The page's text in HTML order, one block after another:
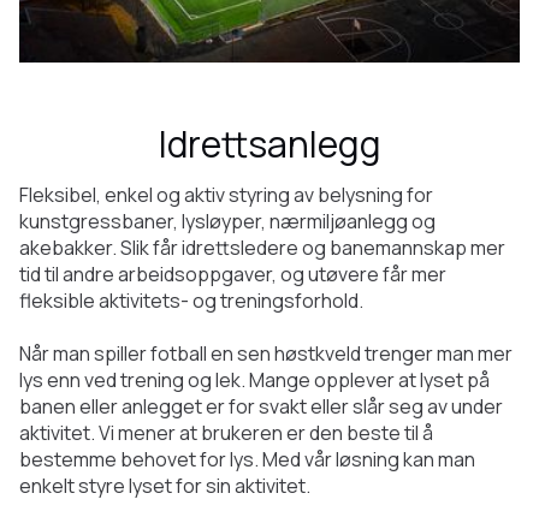
Idrettsanlegg
Fleksibel, enkel og aktiv styring av belysning for
kunstgressbaner, lysløyper, nærmiljøanlegg og
akebakker. Slik får idrettsledere og banemannskap mer
tid til andre arbeidsoppgaver, og utøvere får mer
fleksible aktivitets- og treningsforhold.
Når man spiller fotball en sen høstkveld trenger man mer
lys enn ved trening og lek. Mange opplever at lyset på
banen eller anlegget er for svakt eller slår seg av under
aktivitet. Vi mener at brukeren er den beste til å
bestemme behovet for lys. Med vår løsning kan man
enkelt styre lyset for sin aktivitet.